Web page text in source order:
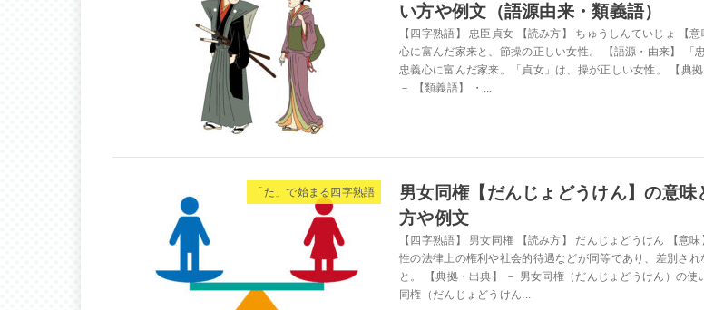
い方や例文（語源由来・類義語）
【四字熟語】 忠臣貞女 【読み方】 ちゅうしんていじょ 【
心に富んだ家来と、節操の正しい女性。 【語源・由来】 「忠
忠義心に富んだ家来。「貞女」は、操が正しい女性。 【典拠
－ 【類義語】 ・...
「た」で始まる四字熟語
男女同権【だんじょどうけん】の意味
方や例文
【四字熟語】 男女同権 【読み方】 だんじょどうけん 【意味
性の法律上の権利や社会的待遇などが同等であり、差別され
と。 【典拠・出典】 － 男女同権（だんじょどうけん）の使
同権（だんじょどうけん...